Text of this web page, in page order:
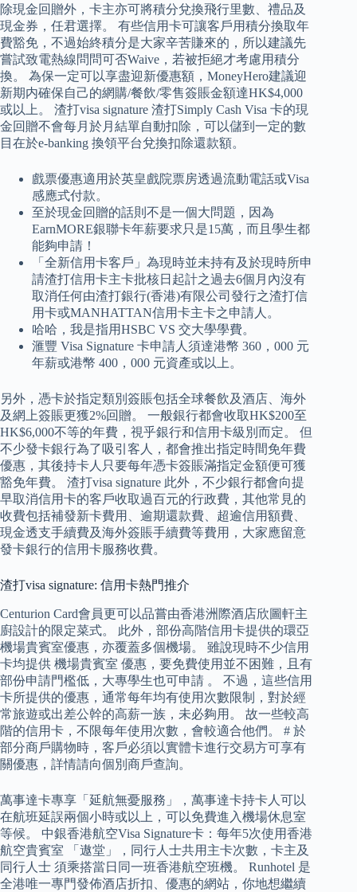
除現金回贈外，卡主亦可將積分兌換飛行里數、禮品及
現金券，任君選擇。 有些信用卡可讓客戶用積分換取年
費豁免，不過始終積分是大家辛苦賺來的，所以建議先
嘗試致電熱線問問可否Waive，若被拒絕才考慮用積分
換。 為保一定可以享盡迎新優惠額，MoneyHero建議迎
新期内確保自己的網購/餐飲/零售簽賬金額達HK$4,000
或以上。 渣打visa signature 渣打Simply Cash Visa 卡的現
金回贈不會每月於月結單自動扣除，可以儲到一定的數
目在於e-banking 換領平台兌換扣除還款額。
戲票優惠適用於英皇戲院票房透過流動電話或Visa
感應式付款。
至於現金回贈的話則不是一個大問題，因為
EarnMORE銀聯卡年薪要求只是15萬，而且學生都
能夠申請！
「全新信用卡客戶」為現時並未持有及於現時所申
請渣打信用卡主卡批核日起計之過去6個月內沒有
取消任何由渣打銀行(香港)有限公司發行之渣打信
用卡或MANHATTAN信用卡主卡之申請人。
哈哈，我是指用HSBC VS 交大學學費。
滙豐 Visa Signature 卡申請人須達港幣 360，000 元
年薪或港幣 400，000 元資產或以上。
另外，憑卡於指定類別簽賬包括全球餐飲及酒店、海外
及網上簽賬更獲2%回贈。 一般銀行都會收取HK$200至
HK$6,000不等的年費，視乎銀行和信用卡級別而定。 但
不少發卡銀行為了吸引客人，都會推出指定時間免年費
優惠，其後持卡人只要每年憑卡簽賬滿指定金額便可獲
豁免年費。 渣打visa signature 此外，不少銀行都會向提
早取消信用卡的客戶收取過百元的行政費，其他常見的
收費包括補發新卡費用、逾期還款費、超逾信用額費、
現金透支手續費及海外簽賬手續費等費用，大家應留意
發卡銀行的信用卡服務收費。
渣打visa signature: 信用卡熱門推介
Centurion Card會員更可以品嘗由香港洲際酒店欣圖軒主
廚設計的限定菜式。 此外，部份高階信用卡提供的環亞
機場貴賓室優惠，亦覆蓋多個機場。 雖說現時不少信用
卡均提供 機場貴賓室 優惠，要免費使用並不困難，且有
部份申請門檻低，大專學生也可申請 。 不過，這些信用
卡所提供的優惠，通常每年均有使用次數限制，對於經
常旅遊或出差公幹的高薪一族，未必夠用。 故一些較高
階的信用卡，不限每年使用次數，會較適合他們。 # 於
部分商戶購物時，客戶必須以實體卡進行交易方可享有
關優惠，詳情請向個別商戶查詢。
萬事達卡專享「延航無憂服務」，萬事達卡持卡人可以
在航班延誤兩個小時或以上，可以免費進入機場休息室
等候。 中銀香港航空Visa Signature卡：每年5次使用香港
航空貴賓室 「遨堂」，同行人士共用主卡次數，卡主及
同行人士 須乘搭當日同一班香港航空班機。 Runhotel 是
全港唯一專門發佈酒店折扣、優惠的網站，你地想繼續